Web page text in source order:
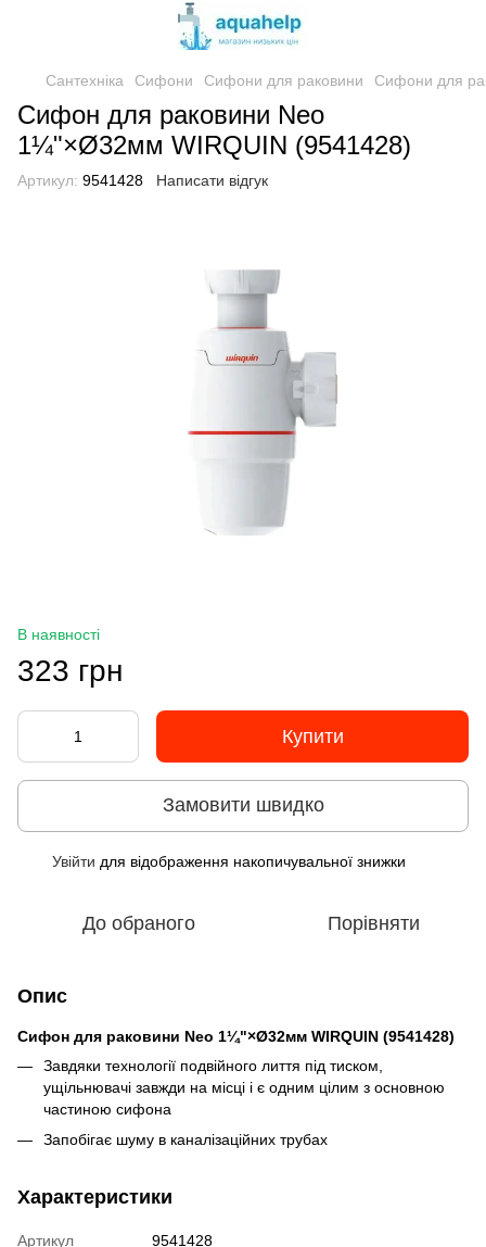
Сантехніка Сифони Сифони для раковини Сифони для
Сифон для раковини Neo
1¼"×Ø32мм WIRQUIN (9541428)
Артикул: 9541428 Написати відгук
В наявності
323 грн
Купити
Замовити швидко
Увійти для відображення накопичувальної знижки
До обраного Порівняти
Опис
Сифон для раковини Neo 1¼"×Ø32мм WIRQUIN (9541428)
Завдяки технології подвійного лиття під тиском,
ущільнювачі завжди на місці і є одним цілим з основною
частиною сифона
Запобігає шуму в каналізаційних трубах
Характеристики
Артикул
9541428